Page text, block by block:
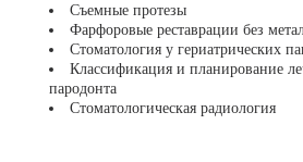
Съемные протезы
Фарфоровые реставрации без
Стоматология у гериатрических
Классификация и планирование
пародонта
Стоматологическая радиология